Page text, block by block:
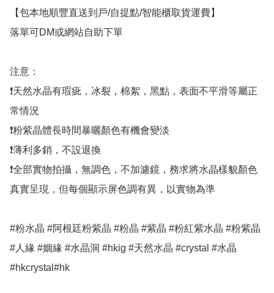
【包本地順豐直送到戶/自提點/智能櫃取貨運費】
落單可DM或網站自助下單
注意：
❗天然水晶有瑕疵，冰裂，棉絮，黑點，表面不平滑等屬正
常情況
❗粉紫晶體長時間暴曬顏色有機會變淡
❗薄利多銷，不設退換
❗全部實物拍攝，無調色，不加濾鏡，務求將水晶樣貌顏色
真實呈現，但每個顯示屏色調有異，以實物為準
#粉水晶 #阿根廷粉紫晶 #粉晶 #紫晶 #粉紅紫水晶 #粉紫晶
#人緣 #姻緣 #水晶洞 #hkig #天然水晶 #crystal #水晶
#hkcrystal#hk